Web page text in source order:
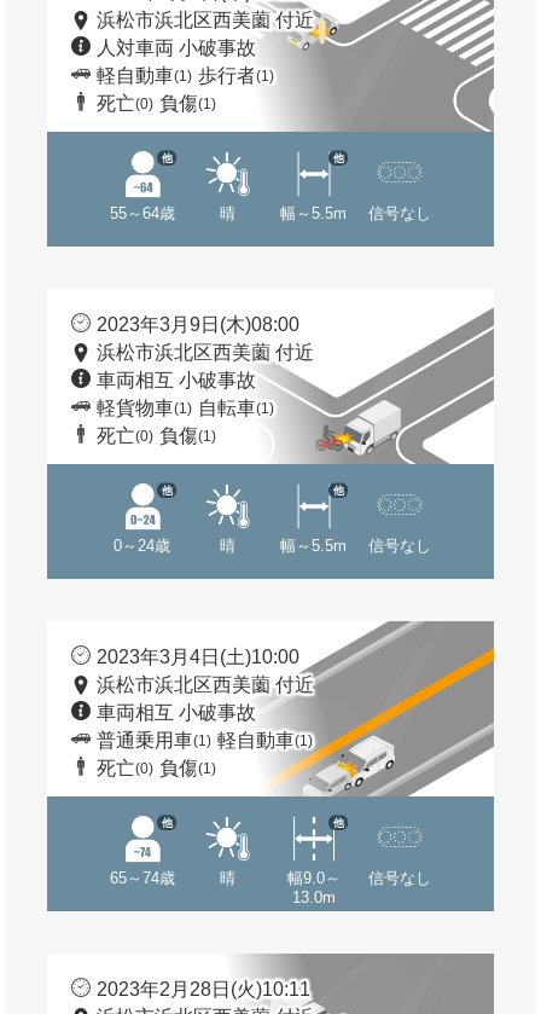
浜松市浜北区西美薗 付近
人対車両 小破事故
軽自動車(1) 歩行者(1)
死亡(0) 負傷(1)
55～64歳
他
晴 幅～5.5m
他
信号なし
2023年3月9日(木)08:00
浜松市浜北区西美薗 付近
車両相互 小破事故
軽貨物車(1) 自転車(1)
死亡(0) 負傷(1)
0～24歳
他
晴 幅～5.5m
他
信号なし
2023年3月4日(土)10:00
浜松市浜北区西美薗 付近
車両相互 小破事故
普通乗用車(1) 軽自動車(1)
死亡(0) 負傷(1)
65～74歳
他
晴
幅9.0～
13.0m
他
信号なし
2023年2月28日(火)10:11